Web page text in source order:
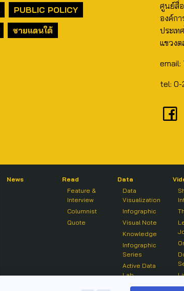
PUBLIC POLICY
ชายแดนใต้
ศูนย์สื่
องค์ก
ประเ
แขวงต
email:
tel: 0-
News
Read
Feature &
Interview
Columnist
Quote
Data
Data
Visualization
Infographic
Visual Note
Knowledge
Infographic
Series
Active Data
Lab